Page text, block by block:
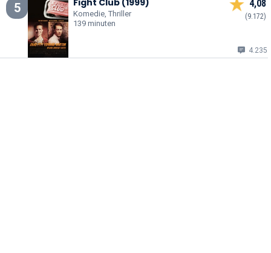
5
Komedie, Thriller
139 minuten
4,08
(9.172)
4.235